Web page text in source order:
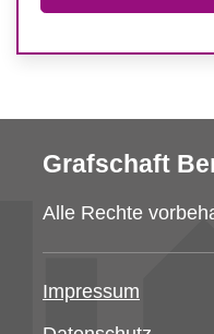
Grafschaft
Alle Rechte
Impressum